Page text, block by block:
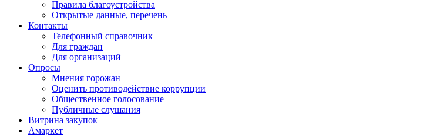
Правила благоустройства
Открытые данные, перечень
Контакты
Телефонный справочник
Для граждан
Для организаций
Опросы
Мнения горожан
Оценить противодействие коррупции
Общественное голосование
Публичные слушания
Витрина закупок
Амаркет